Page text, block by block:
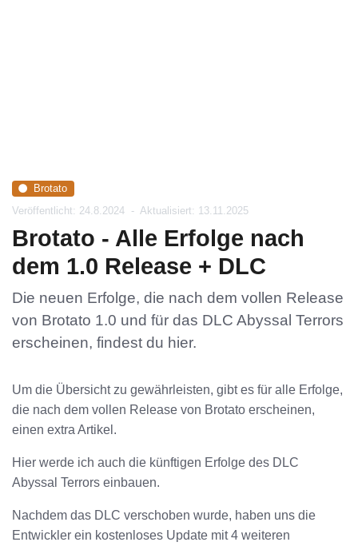
Brotato
Veröffentlicht: 24.8.2024 - Aktualisiert: 13.11.2025
Brotato - Alle Erfolge nach
dem 1.0 Release + DLC
Die neuen Erfolge, die nach dem vollen Release
von Brotato 1.0 und für das DLC Abyssal Terrors
erscheinen, findest du hier.
Um die Übersicht zu gewährleisten, gibt es für alle Erfolge,
die nach dem vollen Release von Brotato erscheinen,
einen extra Artikel.
Hier werde ich auch die künftigen Erfolge des DLC
Abyssal Terrors einbauen.
Nachdem das DLC verschoben wurde, haben uns die
Entwickler ein kostenloses Update mit 4 weiteren